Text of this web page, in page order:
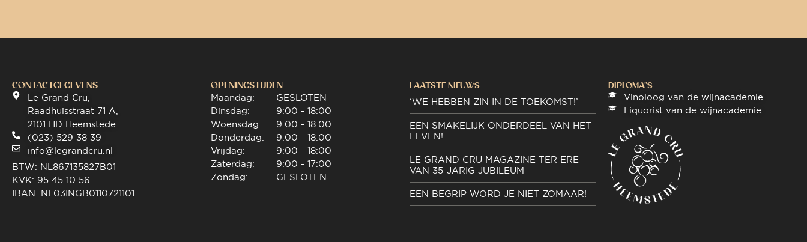
CONTACTGEGEVENS
Le Grand Cru,
Raadhuisstraat 71 A,
2101 HD Heemstede
(023) 529 38 39
info@legrandcru.nl
BTW: NL867135827B01
KVK: 95 45 10 56
IBAN: NL03INGB0110721101
OPENINGSTIJDEN
Maandag:
Dinsdag:
Woensdag:
Donderdag:
Vrijdag:
Zaterdag:
Zondag:
GESLOTEN
9:00 - 18:00
9:00 - 18:00
9:00 - 18:00
9:00 - 18:00
9:00 - 17:00
GESLOTEN
LAATSTE NIEUWS
‘WE HEBBEN ZIN IN DE TOEKOMST!’
EEN SMAKELIJK ONDERDEEL VAN HET
LEVEN!
LE GRAND CRU MAGAZINE TER ERE
VAN 35-JARIG JUBILEUM
EEN BEGRIP WORD JE NIET ZOMAAR!
DIPLOMA"S
Vinoloog van de wijnacademie
Liquorist van de wijnacademie